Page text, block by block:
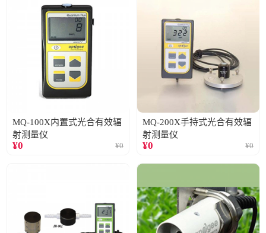
MQ-100X内置式光合有效辐
射测量仪
¥0 ¥0
MQ-200X手持式光合有效辐
射测量仪
¥0 ¥0